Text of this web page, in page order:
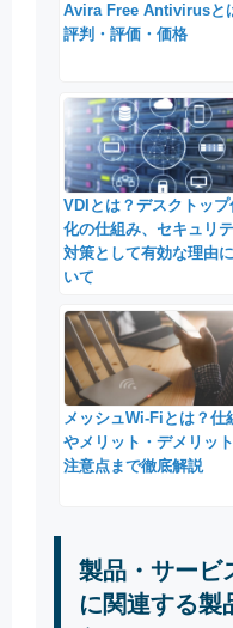
Avira Free Antivirusと
評判・評価・価格
VDIとは？デスクトップ
化の仕組み、セキュリ
対策として有効な理由
いて
メッシュWi-Fiとは？仕
やメリット・デメリット
注意点まで徹底解説
製品・サービ
に関連する製